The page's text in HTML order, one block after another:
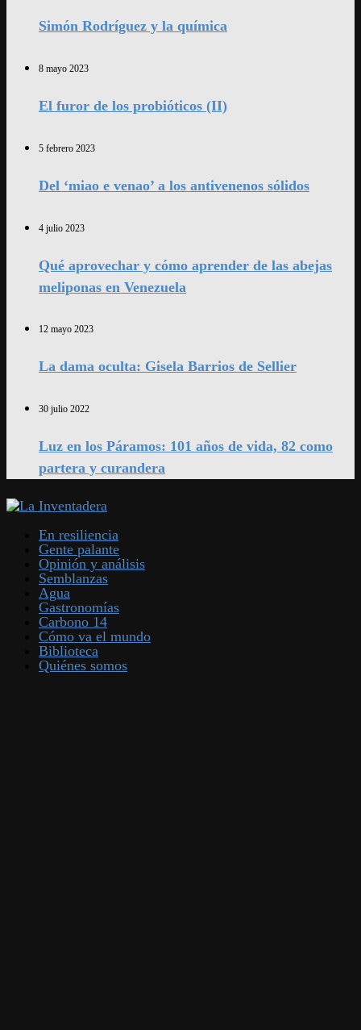
Simón Rodríguez y la química
8 mayo 2023
El furor de los probióticos (II)
5 febrero 2023
Del ‘miao e venao’ a los antivenenos sólidos
4 julio 2023
Qué aprovechar y cómo aprender de las abejas
meliponas en Venezuela
12 mayo 2023
La dama oculta: Gisela Barrios de Sellier
30 julio 2022
Luz en los Páramos: 101 años de vida, 82 como
partera y curandera
En resiliencia
Gente palante
Opinión y análisis
Semblanzas
Agua
Gastronomías
Carbono 14
Cómo va el mundo
Biblioteca
Quiénes somos